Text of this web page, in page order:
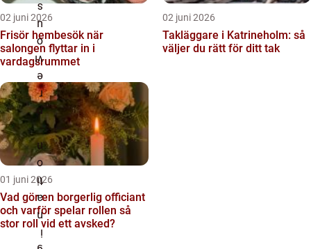
02 juni 2026
Frisör hembesök när
salongen flyttar in i
vardagsrummet
02 juni 2026
Takläggare i Katrineholm: så
väljer du rätt för ditt tak
01 juni 2026
Vad gör en borgerlig officiant
och varför spelar rollen så
stor roll vid ett avsked?